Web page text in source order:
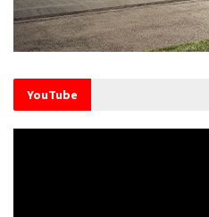
YouTube